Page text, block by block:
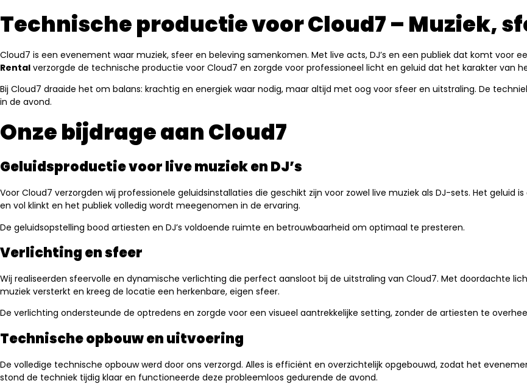
Technische productie voor Cloud7 – Muziek,
Cloud7 is een evenement waar muziek, sfeer en beleving samenkomen. Met live acts, DJ’s en een publiek dat komt voor
Rental verzorgde de technische productie voor Cloud7 en zorgde voor professioneel licht en geluid dat het karakter van
Bij Cloud7 draaide het om balans: krachtig en energiek waar nodig, maar altijd met oog voor sfeer en uitstraling. De
in de avond.
Onze bijdrage aan Cloud7
Geluidsproductie voor live muziek en DJ’s
Voor Cloud7 verzorgden wij professionele geluidsinstallaties die geschikt zijn voor zowel live muziek als DJ-sets. Het
en vol klinkt en het publiek volledig wordt meegenomen in de ervaring.
De geluidsopstelling bood artiesten en DJ’s voldoende ruimte en betrouwbaarheid om optimaal te presteren.
Verlichting en sfeer
Wij realiseerden sfeervolle en dynamische verlichting die perfect aansloot bij de uitstraling van Cloud7. Met doordachte
muziek versterkt en kreeg de locatie een herkenbare, eigen sfeer.
De verlichting ondersteunde de optredens en zorgde voor een visueel aantrekkelijke setting, zonder de artiesten te
Technische opbouw en uitvoering
De volledige technische opbouw werd door ons verzorgd. Alles is efficiënt en overzichtelijk opgebouwd, zodat het
stond de techniek tijdig klaar en functioneerde deze probleemloos gedurende de avond.